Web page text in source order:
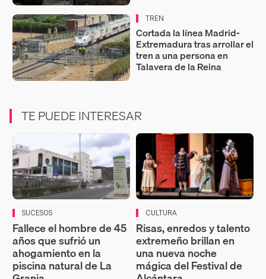
TREN
Cortada la línea Madrid-
Extremadura tras arrollar el
tren a una persona en
Talavera de la Reina
TE PUEDE INTERESAR
SUCESOS
Fallece el hombre de 45
años que sufrió un
ahogamiento en la
piscina natural de La
CULTURA
Risas, enredos y talento
extremeño brillan en
una nueva noche
mágica del Festival de